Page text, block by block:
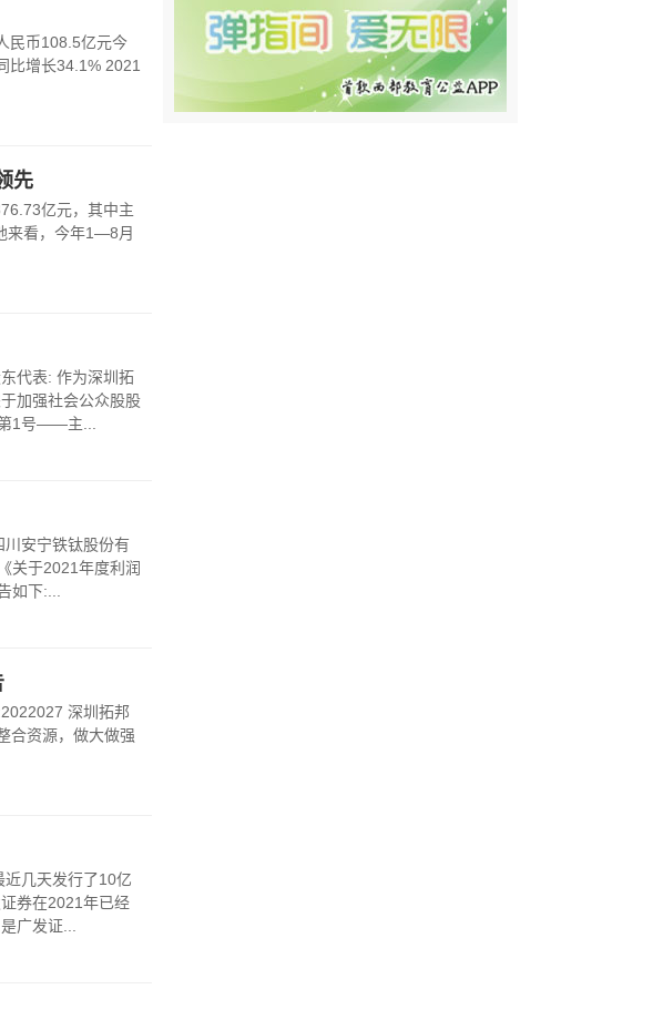
民币108.5亿元今
比增长34.1% 2021
先
亿元，其中主
来看，今年1—8月
代表: 作为深圳拓
加强社会公众股股
1号——主...
安宁铁钛股份有
关于2021年度利润
如下:...
深圳拓邦
合资源，做大做强
近几天发行了10亿
券在2021年已经
广发证...